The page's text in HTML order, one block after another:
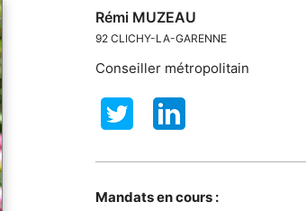
Rémi MUZEAU
92 CLICHY-LA-GARENNE
Conseiller métropolitain
Mandats en cours :